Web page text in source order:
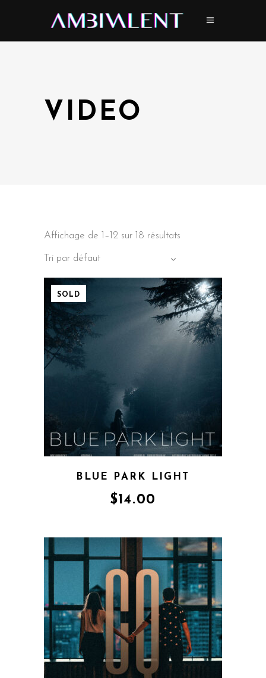
VIDEO
Affichage de 1–12 sur 18 résultats
Tri par défaut
SOLD
BLUE PARK LIGHT
$14.00